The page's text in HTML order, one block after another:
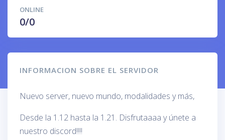
ONLINE
0/0
INFORMACION SOBRE EL SERVIDOR
Nuevo server, nuevo mundo, modalidades y más,
Desde la 1.12 hasta la 1.21. Disfrutaaaa y únete a
nuestro discord!!!!